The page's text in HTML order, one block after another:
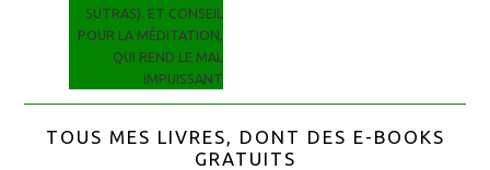
SUTRAS). ET CONSEIL
POUR LA MÉDITATION,
QUI REND LE MAL
IMPUISSANT
TOUS MES LIVRES, DONT DES E-BOOKS
GRATUITS